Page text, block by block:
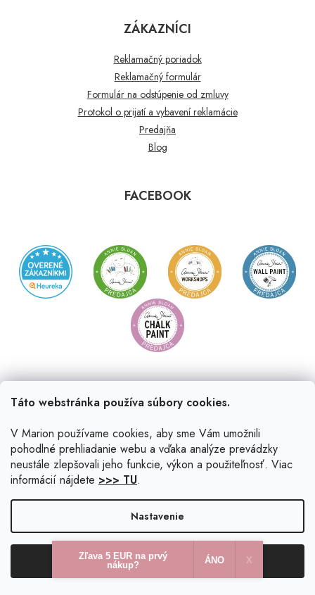
Táto webstránka používa súbory cookies.
V Marion používame cookies, aby sme Vám umožnili
pohodlné prehliadanie webu a vďaka analýze prevádzky
neustále zlepšovali jeho funkcie, výkon a použiteľnosť. Viac
informácií nájdete >>> TU.
Nastavenie
Odmietnuť Súhlasím
ZÁKAZNÍCI
Reklamačný poriadok
Reklamačný formulár
Formulár na odstúpenie od zmluvy
Protokol o prijatí a vybavení reklamácie
Predajňa
Blog
FACEBOOK
Vytvoril Shoptet|Upravil Balkys
Copyright 2026 . Všetky práva vyhradené.
Upraviť
nastavenie cookies
Zľava 5 EUR na prvý
nákup?
ÁNO X​